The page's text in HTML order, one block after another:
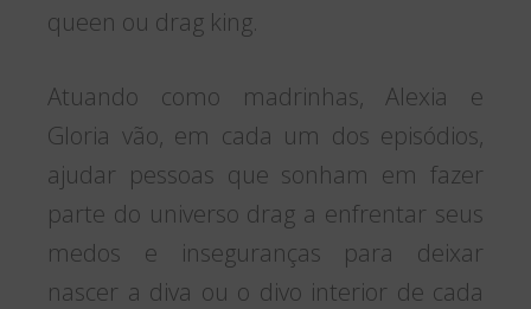
queen ou drag king.
Atuando como madrinhas, Alexia e
Gloria vão, em cada um dos episódios,
ajudar pessoas que sonham em fazer
parte do universo drag a enfrentar seus
medos e inseguranças para deixar
nascer a diva ou o divo interior de cada